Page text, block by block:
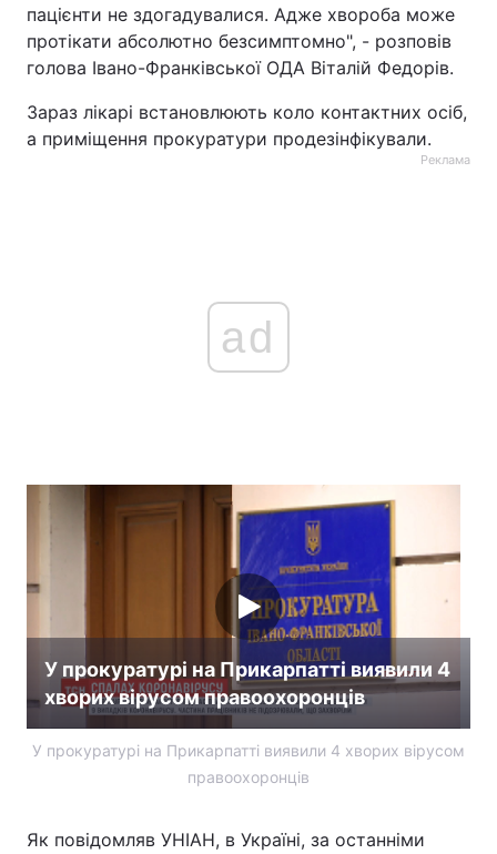
Інтерв'ю Думки
Архів Вакансії
Контакти
пацієнти не здогадувалися. Адже хвороба може
протікати абсолютно безсимптомно", - розповів
голова Івано-Франківської ОДА Віталій Федорів.
Зараз лікарі встановлюють коло контактних осіб,
а приміщення прокуратури продезінфікували.
Реклама
ad
У прокуратурі на Прикарпатті виявили 4
хворих вірусом правоохоронців
У прокуратурі на Прикарпатті виявили 4 хворих вірусом
правоохоронців
Як повідомляв УНІАН, в Україні, за останніми